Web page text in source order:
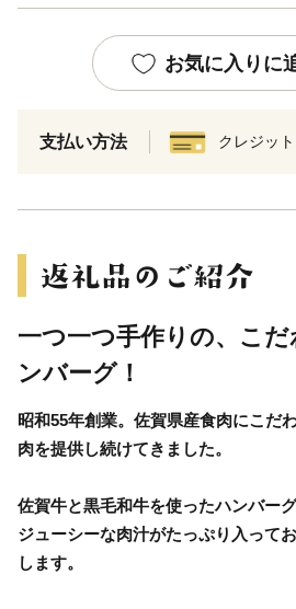
お気に入りに
支払い方法 クレジッ
一つ一つ手作りの、こ
ンバーグ！
昭和55年創業。佐賀県産食肉にこだ
肉を提供し続けてきました。
佐賀牛と黒毛和牛を使ったハンバーグ
ジューシーな肉汁がたっぷり入って
します。